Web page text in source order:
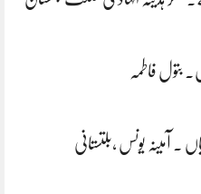
بتول فاطمہ
. آمینہ یونس ،بلتستانی